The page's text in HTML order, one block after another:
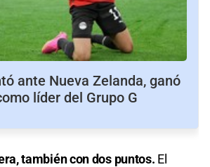
ante Nueva Zelanda, ganó
líder del Grupo G
también con dos puntos. El